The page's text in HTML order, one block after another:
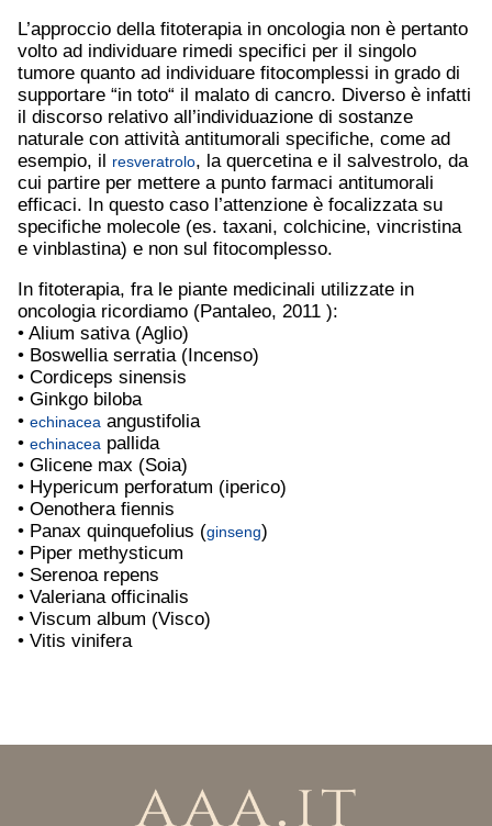
L’approccio della fitoterapia in oncologia non è pertanto
volto ad individuare rimedi specifici per il singolo
tumore quanto ad individuare fitocomplessi in grado di
supportare “in toto“ il malato di cancro. Diverso è infatti
il discorso relativo all’individuazione di sostanze
naturale con attività antitumorali specifiche, come ad
esempio, il resveratrolo, la quercetina e il salvestrolo, da
cui partire per mettere a punto farmaci antitumorali
efficaci. In questo caso l’attenzione è focalizzata su
specifiche molecole (es. taxani, colchicine, vincristina
e vinblastina) e non sul fitocomplesso.
In fitoterapia, fra le piante medicinali utilizzate in
oncologia ricordiamo (Pantaleo, 2011 ):
• Alium sativa (Aglio)
• Boswellia serratia (Incenso)
• Cordiceps sinensis
• Ginkgo biloba
• echinacea angustifolia
• echinacea pallida
• Glicene max (Soia)
• Hypericum perforatum (iperico)
• Oenothera fiennis
• Panax quinquefolius (ginseng)
• Piper methysticum
• Serenoa repens
• Valeriana officinalis
• Viscum album (Visco)
• Vitis vinifera